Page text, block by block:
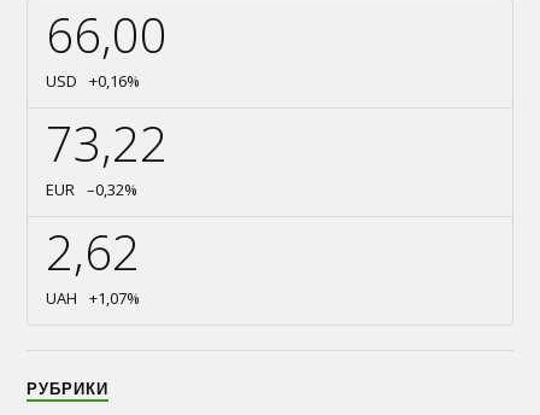
66,00
USD +0,16%
73,22
EUR –0,32%
2,62
UAH +1,07%
РУБРИКИ